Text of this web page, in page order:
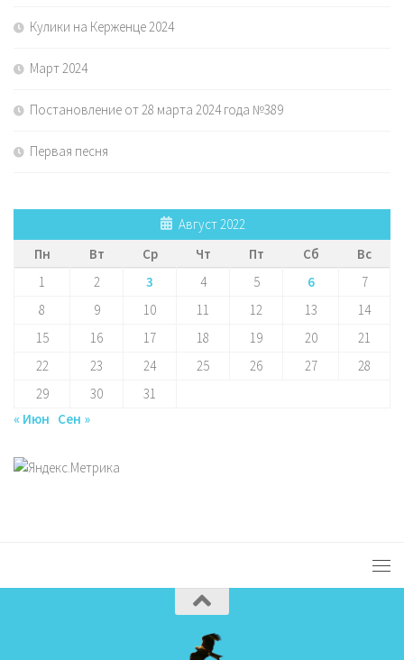
Кулики на Керженце 2024
Март 2024
Постановление от 28 марта 2024 года №389
Первая песня
Август 2022
Пн
Вт Ср Чт Пт Сб
Вс
1
2 3 4 5 6
7
8
9 10 11 12 13
14
15
16 17 18 19 20
21
22
23 24 25 26 27
28
29
30
31
« Июн Сен »